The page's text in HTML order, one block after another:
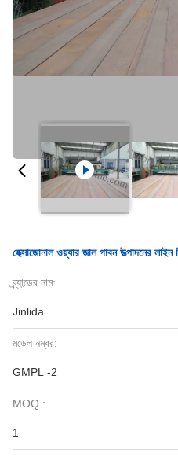
হেক্সাজোনাল ওয়্যার জাল গাবন উত্পাদনের লাইন
ব্র্যান্ডের নাম:
Jinlida
মডেল নম্বর:
GMPL -2
MOQ.:
1